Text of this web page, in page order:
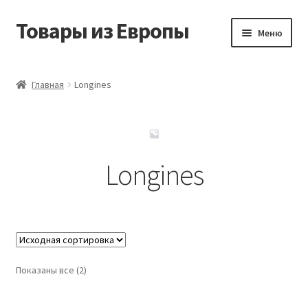
Перейти
Перейти
Товары из Европы Меню
Заказать товары из Европы
Мой аккаунт
Главная Longines
Longines
Показаны все (2)